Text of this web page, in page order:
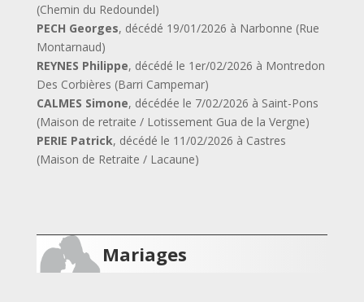
(Chemin du Redoundel)
PECH Georges, décédé 19/01/2026 à Narbonne (Rue
Montarnaud)
REYNES Philippe, décédé le 1er/02/2026 à Montredon
Des Corbières (Barri Campemar)
CALMES Simone, décédée le 7/02/2026 à Saint-Pons
(Maison de retraite / Lotissement Gua de la Vergne)
PERIE Patrick, décédé le 11/02/2026 à Castres
(Maison de Retraite / Lacaune)
Mariages